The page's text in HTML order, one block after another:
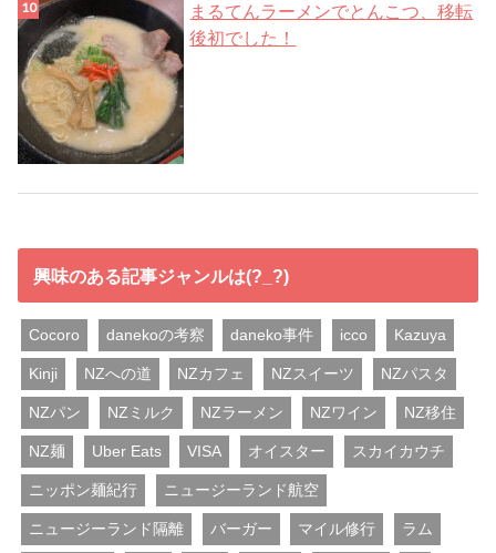
まるてんラーメンでとんこつ、移転
後初でした！
興味のある記事ジャンルは(?_?)
Cocoro danekoの考察 daneko事件 icco Kazuya
Kinji NZへの道 NZカフェ NZスイーツ NZパスタ
NZパン NZミルク NZラーメン NZワイン NZ移住
NZ麺 Uber Eats VISA オイスター スカイカウチ
ニッポン麺紀行 ニュージーランド航空
ニュージーランド隔離 バーガー マイル修行 ラム